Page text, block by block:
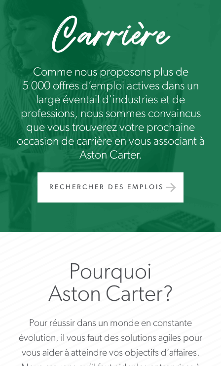
Carrière
Comme nous proposons plus de
5 000 offres d’emploi actives dans un
large éventail d'industries et de
professions, nous sommes convaincus
que vous trouverez votre prochaine
occasion de carrière en vous associant à
Aston Carter.
RECHERCHER DES EMPLOIS
Pourquoi
Aston Carter?
Pour réussir dans un monde en constante
évolution, il vous faut des solutions agiles pour
vous aider à atteindre vos objectifs d’affaires.